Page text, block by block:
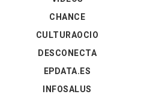
CHANCE
CULTURAOCIO
DESCONECTA
EPDATA.ES
INFOSALUS